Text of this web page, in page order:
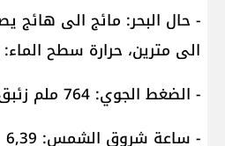
- حال البحر: مائج الى هائج
الى مترين، حرارة سطح الماء: 21 درجة.
- الضغط الجوي: 764 ملم زئبق
- ساعة شروق الشمس: 6,39